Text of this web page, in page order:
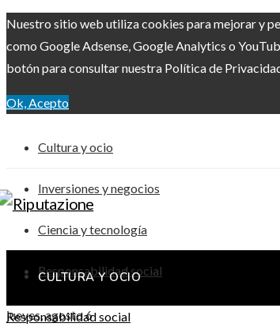
Nuestro sitio web utiliza cookies para mejorar y
como Google Adsense, Google Analytics o
botón para consultar nuestra Política de
Ok, Acepto
Cultura y ocio
Inversiones y negocios
Ciencia y tecnología
Responsabilidad social
jueves, agosto 6
CULTURA Y OCIO
Responsabilidad social